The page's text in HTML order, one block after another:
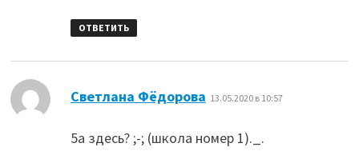
ОТВЕТИТЬ
Светлана Фёдорова 13.05.2020 в 10:57
5а здесь? ;-; (школа номер 1)._.